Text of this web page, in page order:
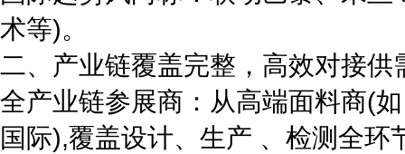
术等)。
二、产业链覆盖完整，高效对接供
全产业链参展商：从高端面料商(
国际),覆盖设计、生产 、检测全环